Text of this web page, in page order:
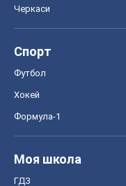
Черкаси
Спорт
Футбол
Хокей
Формула-1
Моя школа
ГДЗ